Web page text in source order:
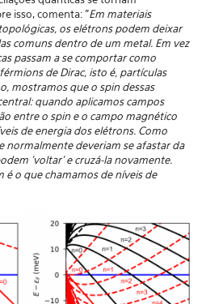
isso, comenta: "Em materiais
os elétrons podem deixar
comuns dentro de um metal. Em vez
passam a se comportar como
de Dirac, isto é, partículas
mostramos que o spin dessas
quando aplicamos campos
entre o spin e o campo magnético
de energia dos elétrons. Como
normalmente deveriam se afastar da
'voltar' e cruzá-la novamente.
o que chamamos de níveis de